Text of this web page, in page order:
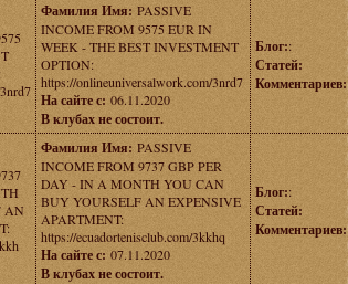
Фамилия Имя: PASSIVE
INCOME FROM 9575 EUR IN
WEEK - THE BEST INVESTMENT
OPTION:
https://onlineuniversalwork.com/3nrd7
На сайте с: 06.11.2020
В клубах не состоит.
Блог::
Статей:
Комментариев:
AN
Фамилия Имя: PASSIVE
INCOME FROM 9737 GBP PER
DAY - IN A MONTH YOU CAN
BUY YOURSELF AN EXPENSIVE
APARTMENT:
https://ecuadortenisclub.com/3kkhq
На сайте с: 07.11.2020
В клубах не состоит.
Блог::
Статей:
Комментариев: